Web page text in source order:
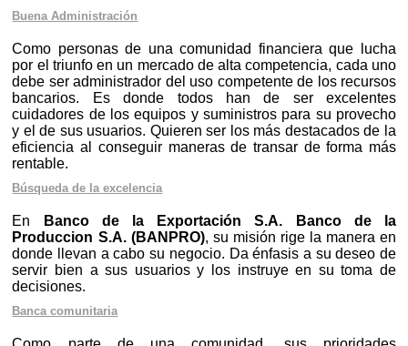
Buena Administración
Como personas de una comunidad financiera que lucha
por el triunfo en un mercado de alta competencia, cada uno
debe ser administrador del uso competente de los recursos
bancarios. Es donde todos han de ser excelentes
cuidadores de los equipos y suministros para su provecho
y el de sus usuarios. Quieren ser los más destacados de la
eficiencia al conseguir maneras de transar de forma más
rentable.
Búsqueda de la excelencia
En
Banco de la Exportación S.A. Banco de la
Produccion S.A. (BANPRO), su misión rige la manera en
donde llevan a cabo su negocio. Da énfasis a su deseo de
servir bien a sus usuarios y los instruye en su toma de
decisiones.
Banca comunitaria